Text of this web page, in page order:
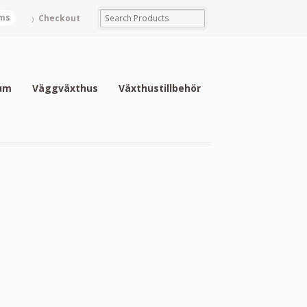
Checkout
Väggväxthus Växthustillbehör